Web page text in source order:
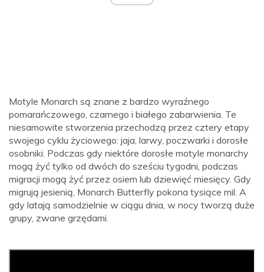
Motyle Monarch są znane z bardzo wyraźnego
pomarańczowego, czarnego i białego zabarwienia. Te
niesamowite stworzenia przechodzą przez cztery etapy
swojego cyklu życiowego: jaja, larwy, poczwarki i dorosłe
osobniki. Podczas gdy niektóre dorosłe motyle monarchy
mogą żyć tylko od dwóch do sześciu tygodni, podczas
migracji mogą żyć przez osiem lub dziewięć miesięcy. Gdy
migrują jesienią, Monarch Butterfly pokona tysiące mil. A
gdy latają samodzielnie w ciągu dnia, w nocy tworzą duże
grupy, zwane grzędami.